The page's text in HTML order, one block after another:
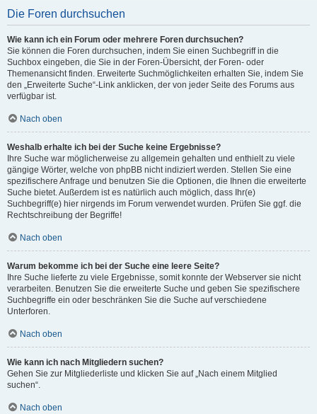
Die Foren durchsuchen
Wie kann ich ein Forum oder mehrere Foren durchsuchen?
Sie können die Foren durchsuchen, indem Sie einen Suchbegriff in die
Suchbox eingeben, die Sie in der Foren-Übersicht, der Foren- oder
Themenansicht finden. Erweiterte Suchmöglichkeiten erhalten Sie, indem Sie
den „Erweiterte Suche“-Link anklicken, der von jeder Seite des Forums aus
verfügbar ist.
Nach oben
Weshalb erhalte ich bei der Suche keine Ergebnisse?
Ihre Suche war möglicherweise zu allgemein gehalten und enthielt zu viele
gängige Wörter, welche von phpBB nicht indiziert werden. Stellen Sie eine
spezifischere Anfrage und benutzen Sie die Optionen, die Ihnen die erweiterte
Suche bietet. Außerdem ist es natürlich auch möglich, dass Ihr(e)
Suchbegriff(e) hier nirgends im Forum verwendet wurden. Prüfen Sie ggf. die
Rechtschreibung der Begriffe!
Nach oben
Warum bekomme ich bei der Suche eine leere Seite?
Ihre Suche lieferte zu viele Ergebnisse, somit konnte der Webserver sie nicht
verarbeiten. Benutzen Sie die erweiterte Suche und geben Sie spezifischere
Suchbegriffe ein oder beschränken Sie die Suche auf verschiedene
Unterforen.
Nach oben
Wie kann ich nach Mitgliedern suchen?
Gehen Sie zur Mitgliederliste und klicken Sie auf „Nach einem Mitglied
suchen“.
Nach oben